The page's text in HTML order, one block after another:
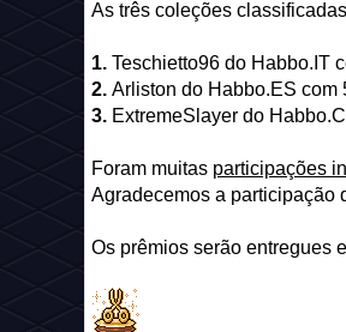
As três coleções
1. Teschietto96 do Habbo.IT
2. Arliston do Habbo.ES com
3. ExtremeSlayer do
Foram muitas participações
Agradecemos a participação
Os prêmios serão entregues